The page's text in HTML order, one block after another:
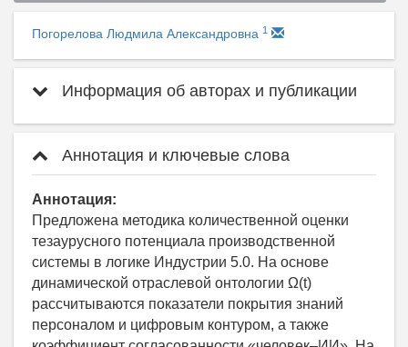
Погорелова Людмила Александровна 1
Информация об авторах и публикации
Аннотация и ключевые слова
Аннотация:
Предложена методика количественной оценки
тезаурусного потенциала производственной
системы в логике Индустрии 5.0. На основе
динамической отраслевой онтологии Ω(t)
рассчитываются показатели покрытия знаний
персоналом и цифровым контуром, а также